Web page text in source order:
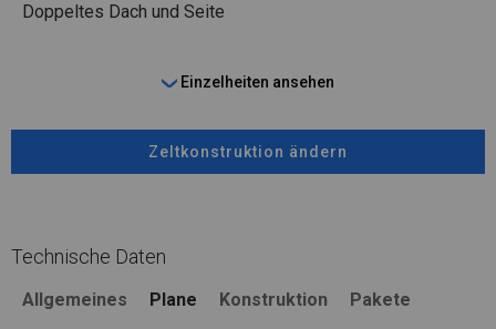
Doppeltes Dach und Seite
Einzelheiten ansehen
Zeltkonstruktion ändern
Technische Daten
Allgemeines Plane Konstruktion Pakete